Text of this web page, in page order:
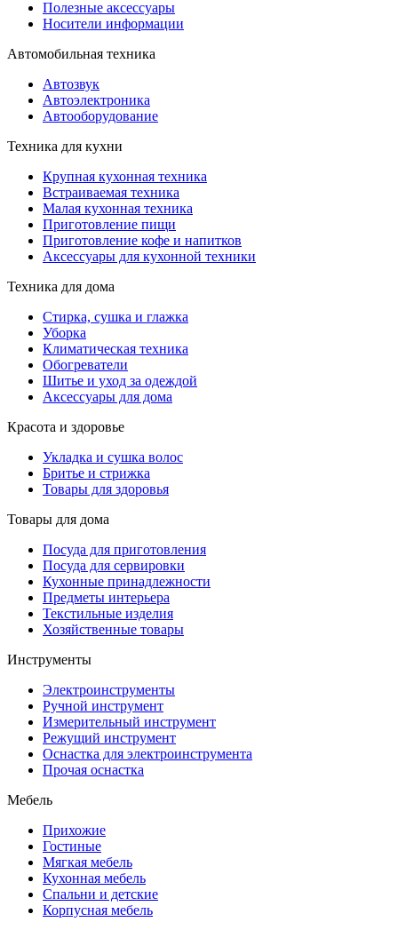
Полезные аксессуары
Носители информации
Автомобильная техника
Автозвук
Автоэлектроника
Автооборудование
Техника для кухни
Крупная кухонная техника
Встраиваемая техника
Малая кухонная техника
Приготовление пищи
Приготовление кофе и напитков
Аксессуары для кухонной техники
Техника для дома
Стирка, сушка и глажка
Уборка
Климатическая техника
Обогреватели
Шитье и уход за одеждой
Аксессуары для дома
Красота и здоровье
Укладка и сушка волос
Бритье и стрижка
Товары для здоровья
Товары для дома
Посуда для приготовления
Посуда для сервировки
Кухонные принадлежности
Предметы интерьера
Текстильные изделия
Хозяйственные товары
Инструменты
Электроинструменты
Ручной инструмент
Измерительный инструмент
Режущий инструмент
Оснастка для электроинструмента
Прочая оснастка
Мебель
Прихожие
Гостиные
Мягкая мебель
Кухонная мебель
Спальни и детские
Корпусная мебель